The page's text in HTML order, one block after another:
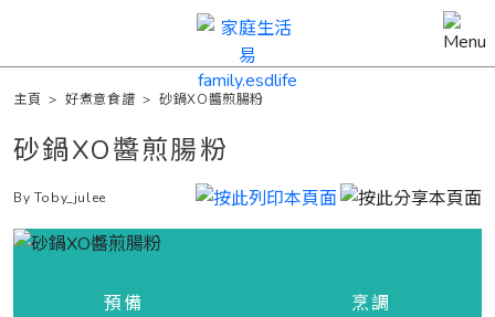
主頁 >好煮意食譜 >砂鍋XO醬煎腸粉
砂鍋XO醬煎腸粉
By Toby_julee
預備
烹調